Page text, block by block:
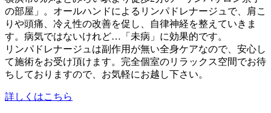
の部屋」。オールハンドによるリンパドレナージュで、肩こ
りや頭痛、冷え性の改善を促し、自律神経を整えていきま
す。病気ではないけれど…「未病」に効果的です。
リンパドレナージュは副作用が無い全身ケアなので、安心し
て施術をお受け頂けます。完全個室のリラックス空間でお待
ちしておりますので、お気軽にお越し下さい。
詳しくはこちら